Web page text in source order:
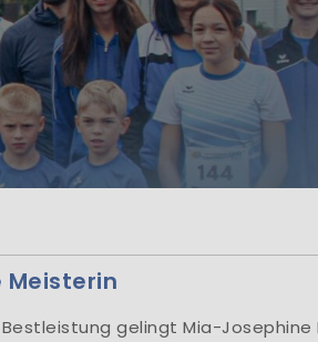
Mario...
gelingt Mia-Josephine